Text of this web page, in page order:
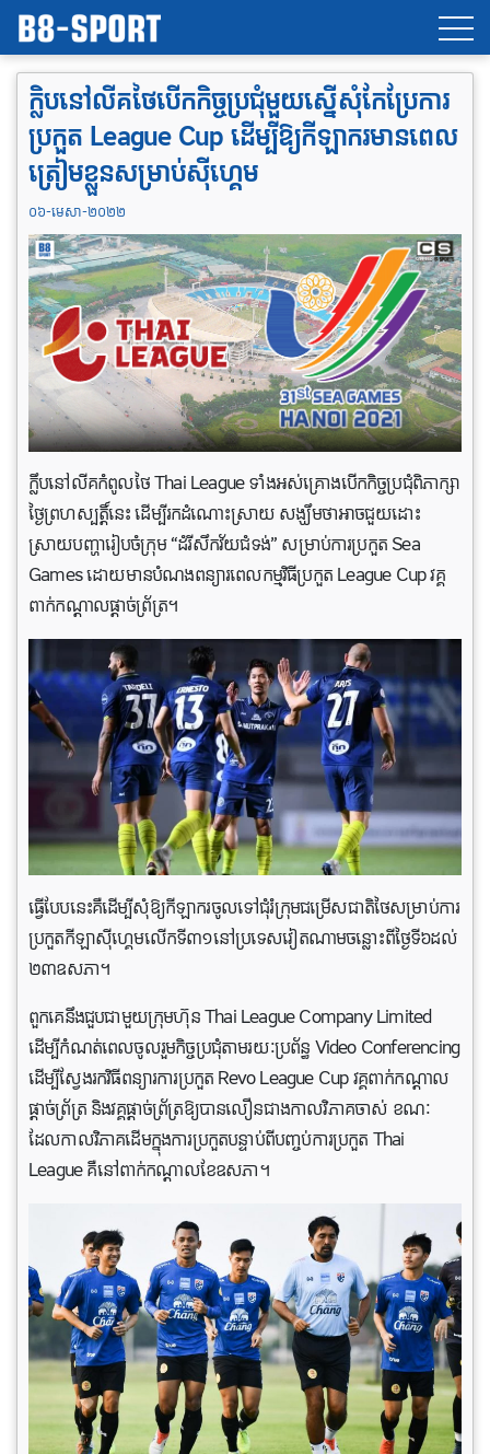
ក្លិប​នៅ​លីគ​ថៃបើកកិច្ចប្រជុំមួយស្នើសុំកែប្រែការ​
ប្រកួត League Cup ដើម្បីឱ្យកីឡាករមាន​ពេល​
ត្រៀមខ្លួនសម្រាប់​ស៊ីហ្គេម
០៦-មេសា-២០២២
ក្លឹបនៅ​លីគកំពូល​ថៃ Thai League ទាំង​អស់​គ្រោងបើកកិច្ចប្រជុំពិភាក្សា
ថ្ងៃព្រហស្បត្តិ៍នេះ ដើម្បីរកដំណោះស្រាយ សង្ឃឹមថាអាចជួយដោះ
ស្រាយបញ្ហារៀបចំក្រុម “ដំរីសឹកវ័យជំទង់” សម្រាប់ការប្រកួត Sea
Games ដោយមានបំណងពន្យារពេលកម្មវិធីប្រកួត League Cup វគ្គ
ពាក់កណ្ដាលផ្ដាច់ព្រ័ត្រ។
ធ្វើ​បែប​នេះគឺ​ដើម្បីសុំឱ្យកីឡាករចូល​ទៅ​ជុំរំក្រុម​ជម្រើស​ជាតិ​ថៃ​សម្រាប់​ការ​
ប្រកួត​កីឡា​ស៊ីហ្គេម​លើក​ទី​៣១​នៅ​ប្រទេស​វៀតណាម​ចន្លោះ​ពី​ថ្ងៃ​ទី​៦​ដល់​
២៣​ឧសភា​។
ពួក​គេ​នឹង​ជួបជាមួយក្រុមហ៊ុន Thai League Company Limited
ដើម្បីកំណត់ពេលចូលរួមកិច្ចប្រជុំតាមរយៈប្រព័ន្ធ Video Conferencing
ដើម្បី​ស្វែង​រក​វិធី​ពន្យារ​ការ​ប្រកួត​ Revo League Cup វគ្គ​ពាក់​កណ្តាល​
ផ្តាច់​ព្រ័ត្រ និង​វគ្គ​ផ្តាច់​ព្រ័ត្រ​ឱ្យ​បាន​លឿន​ជាង​កាល​វិភាគចាស់ ខណៈ
ដែល​​កាល​វិភាគ​ដើម​ក្នុង​ការ​ប្រកួត​បន្ទាប់​ពី​បញ្ចប់​ការ​ប្រកួត Thai
League គឺនៅ​ពាក់​កណ្តាល​ខែ​ឧសភា។